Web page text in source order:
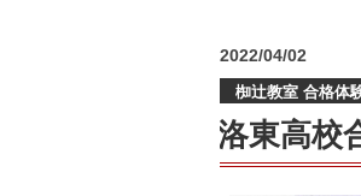
合
進
学
コ
投
日:
2022/04/02
椥辻教室 合格体
洛東高校